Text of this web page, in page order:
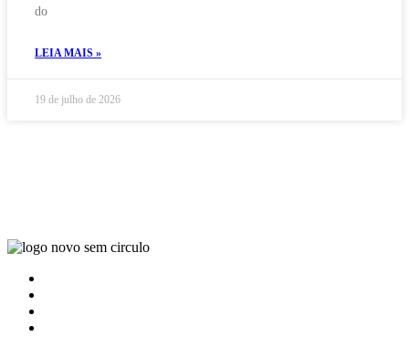
do
LEIA MAIS »
19 de julho de 2026